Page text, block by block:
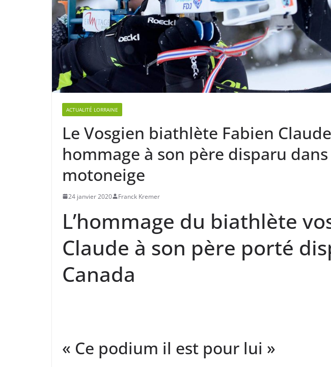
ACTUALITÉ LORRAINE
Le Vosgien biathlète Fabien
hommage à son père disparu dans
motoneige
24 janvier 2020 Franck Kremer
L’hommage du biathlète
Claude à son père porté
Canada
« Ce podium il est pour lui »